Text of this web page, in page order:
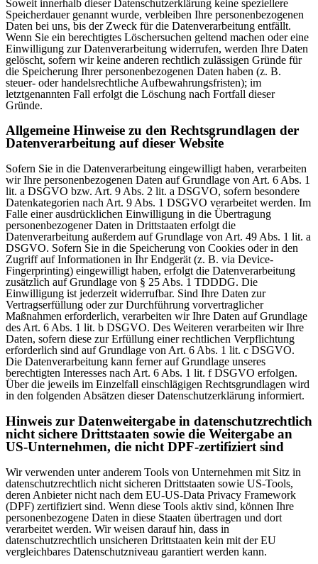
Soweit innerhalb dieser Datenschutzerklärung keine speziellere
Speicherdauer genannt wurde, verbleiben Ihre personenbezogenen
Daten bei uns, bis der Zweck für die Datenverarbeitung entfällt.
Wenn Sie ein berechtigtes Löschersuchen geltend machen oder eine
Einwilligung zur Datenverarbeitung widerrufen, werden Ihre Daten
gelöscht, sofern wir keine anderen rechtlich zulässigen Gründe für
die Speicherung Ihrer personenbezogenen Daten haben (z. B.
steuer- oder handelsrechtliche Aufbewahrungsfristen); im
letztgenannten Fall erfolgt die Löschung nach Fortfall dieser
Gründe.
Allgemeine Hinweise zu den Rechtsgrundlagen der
Datenverarbeitung auf dieser Website
Sofern Sie in die Datenverarbeitung eingewilligt haben, verarbeiten
wir Ihre personenbezogenen Daten auf Grundlage von Art. 6 Abs. 1
lit. a DSGVO bzw. Art. 9 Abs. 2 lit. a DSGVO, sofern besondere
Datenkategorien nach Art. 9 Abs. 1 DSGVO verarbeitet werden. Im
Falle einer ausdrücklichen Einwilligung in die Übertragung
personenbezogener Daten in Drittstaaten erfolgt die
Datenverarbeitung außerdem auf Grundlage von Art. 49 Abs. 1 lit. a
DSGVO. Sofern Sie in die Speicherung von Cookies oder in den
Zugriff auf Informationen in Ihr Endgerät (z. B. via Device-
Fingerprinting) eingewilligt haben, erfolgt die Datenverarbeitung
zusätzlich auf Grundlage von § 25 Abs. 1 TDDDG. Die
Einwilligung ist jederzeit widerrufbar. Sind Ihre Daten zur
Vertragserfüllung oder zur Durchführung vorvertraglicher
Maßnahmen erforderlich, verarbeiten wir Ihre Daten auf Grundlage
des Art. 6 Abs. 1 lit. b DSGVO. Des Weiteren verarbeiten wir Ihre
Daten, sofern diese zur Erfüllung einer rechtlichen Verpflichtung
erforderlich sind auf Grundlage von Art. 6 Abs. 1 lit. c DSGVO.
Die Datenverarbeitung kann ferner auf Grundlage unseres
berechtigten Interesses nach Art. 6 Abs. 1 lit. f DSGVO erfolgen.
Über die jeweils im Einzelfall einschlägigen Rechtsgrundlagen wird
in den folgenden Absätzen dieser Datenschutzerklärung informiert.
Hinweis zur Datenweitergabe in datenschutzrechtlich
nicht sichere Drittstaaten sowie die Weitergabe an
US-Unternehmen, die nicht DPF-zertifiziert sind
Wir verwenden unter anderem Tools von Unternehmen mit Sitz in
datenschutzrechtlich nicht sicheren Drittstaaten sowie US-Tools,
deren Anbieter nicht nach dem EU-US-Data Privacy Framework
(DPF) zertifiziert sind. Wenn diese Tools aktiv sind, können Ihre
personenbezogene Daten in diese Staaten übertragen und dort
verarbeitet werden. Wir weisen darauf hin, dass in
datenschutzrechtlich unsicheren Drittstaaten kein mit der EU
vergleichbares Datenschutzniveau garantiert werden kann.